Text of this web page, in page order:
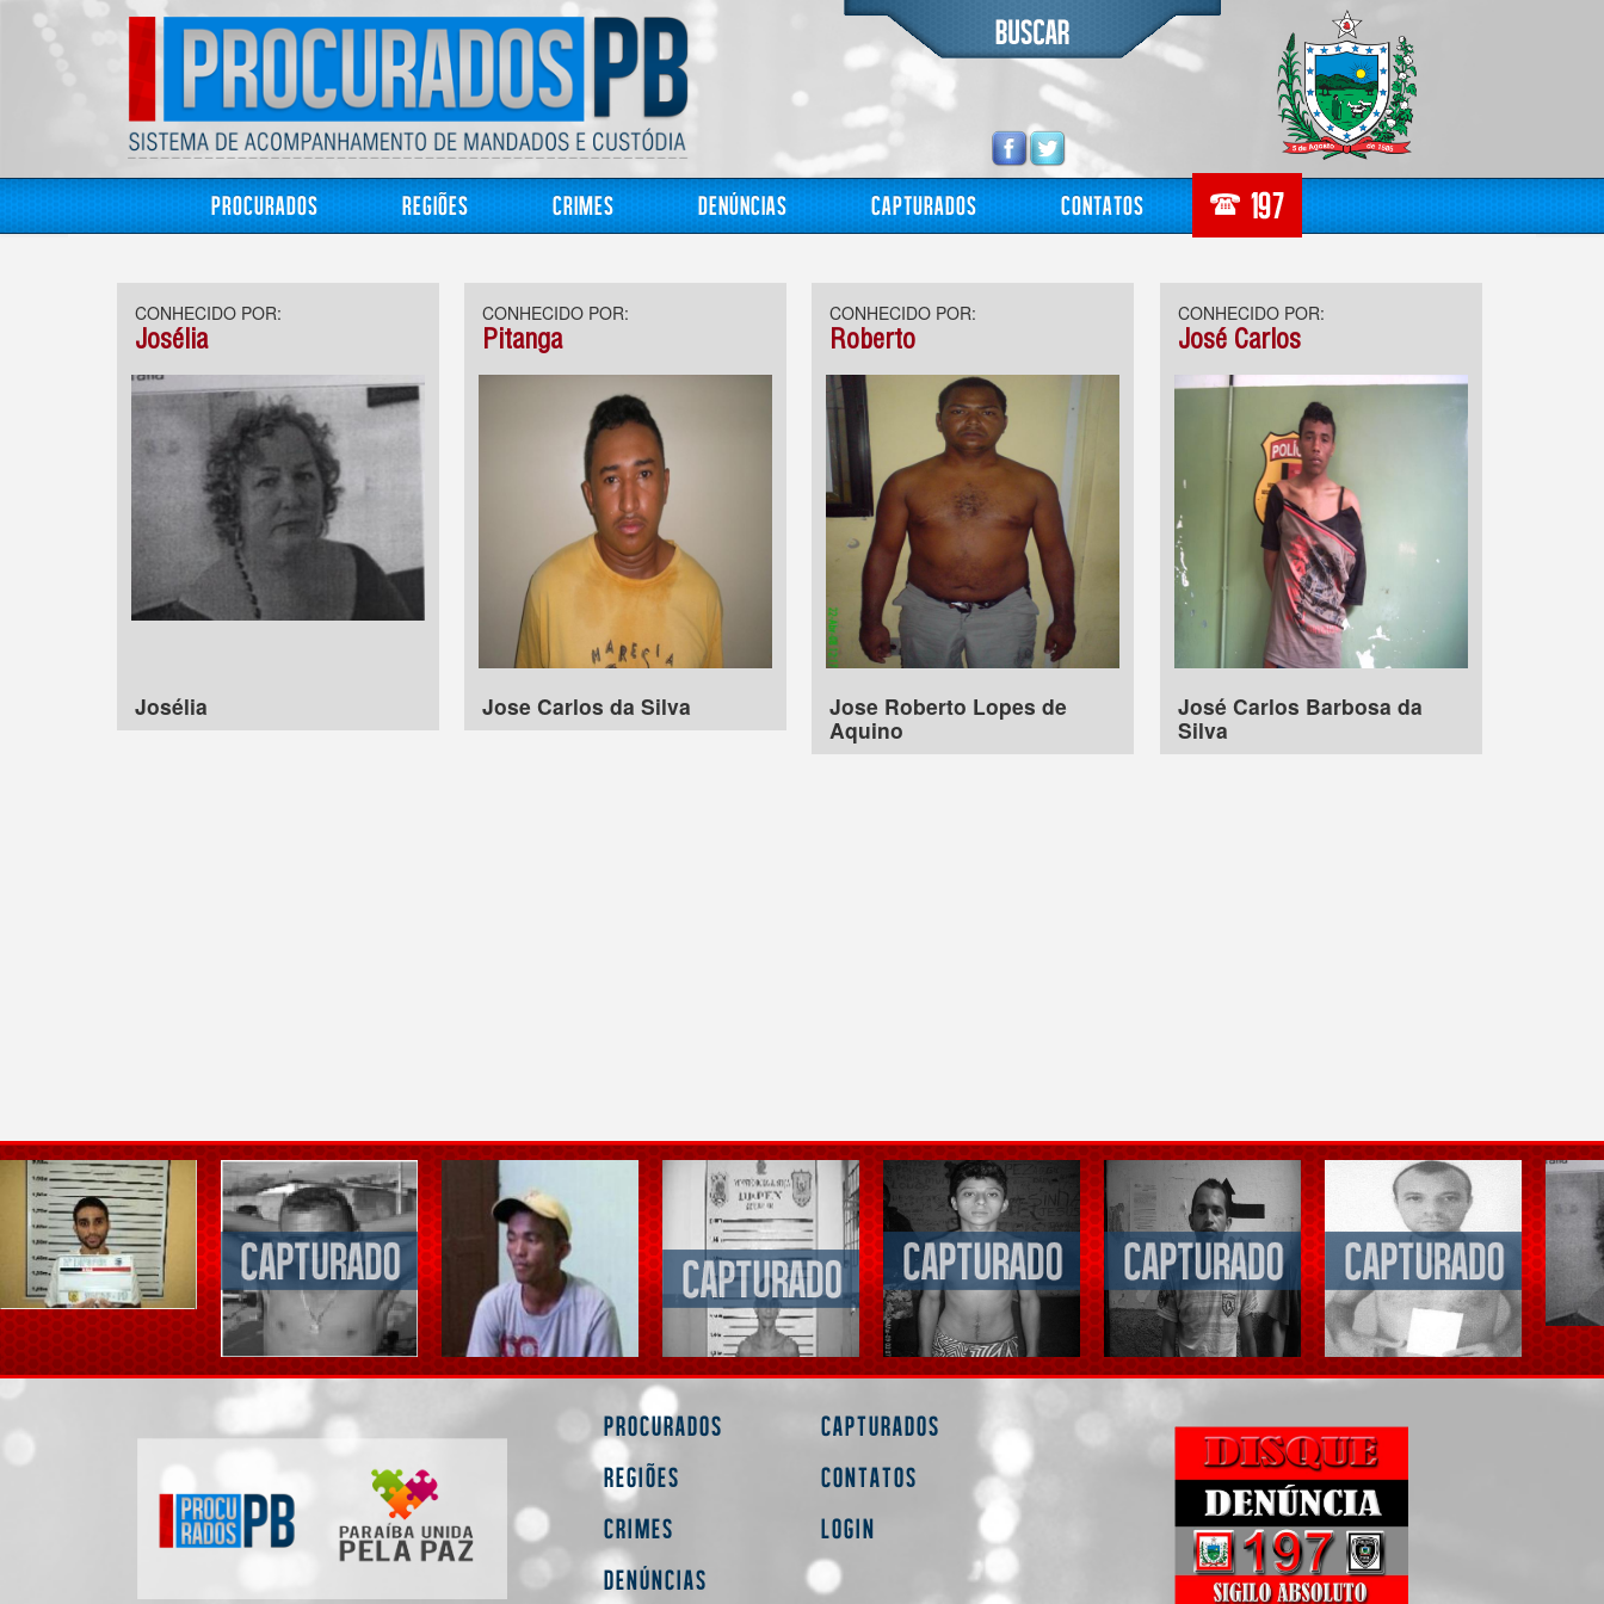
Procurados Regiões Crimes Denúncias Capturados Contatos
CONHECIDO POR:
Josélia
Josélia
CONHECIDO POR:
Pitanga
Jose Carlos da Silva
CONHECIDO POR:
Roberto
Jose Roberto Lopes de
Aquino
CONHECIDO POR:
José Carlos
José Carlos Barbosa da
Silva
Procurados
Regiões
Crimes
Denúncias
Capturados
Contatos
Login